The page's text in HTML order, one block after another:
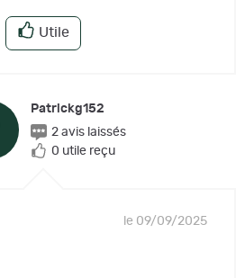
Utile
Patrickg152
2 avis laissés
0 utile reçu
le 09/09/2025